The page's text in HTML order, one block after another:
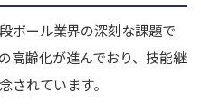
ボール業界の深刻な課題で
高齢化が進んでおり、技能継
されています。